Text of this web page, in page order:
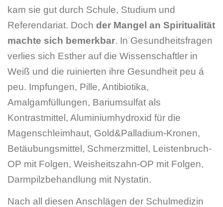
kam sie gut durch Schule, Studium und
Referendariat. Doch der Mangel an Spiritualität
machte sich bemerkbar. In Gesundheitsfragen
verlies sich Esther auf die Wissenschaftler in
Weiß und die ruinierten ihre Gesundheit peu á
peu. Impfungen, Pille, Antibiotika,
Amalgamfüllungen, Bariumsulfat als
Kontrastmittel, Aluminiumhydroxid für die
Magenschleimhaut, Gold&Palladium-Kronen,
Betäubungsmittel, Schmerzmittel, Leistenbruch-
OP mit Folgen, Weisheitszahn-OP mit Folgen,
Darmpilzbehandlung mit Nystatin.
Nach all diesen Anschlägen der Schulmedizin